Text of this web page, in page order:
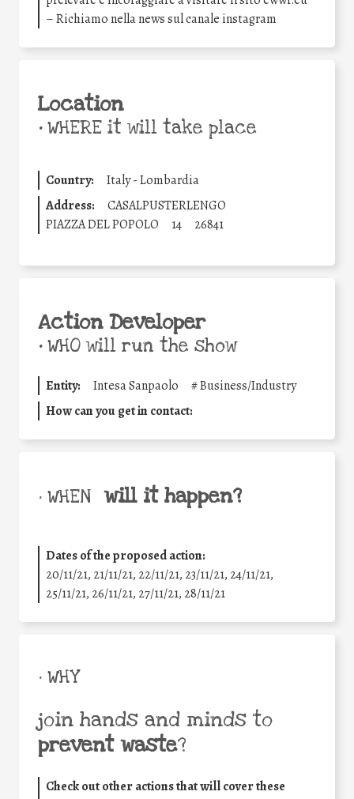
– Richiamo nella news sul canale instagram
Location
•WHERE it will take place
Country:
Italy - Lombardia
Address:
CASALPUSTERLENGO
PIAZZA DEL POPOLO
14 26841
Action Developer
•WHO will run the show
Entity: Intesa Sanpaolo #Business/Industry
How can you get in contact:
• WHEN will it happen?
Dates of the proposed action:
20/11/21, 21/11/21, 22/11/21, 23/11/21, 24/11/21,
25/11/21, 26/11/21, 27/11/21, 28/11/21
• WHY
join hands and minds to
prevent waste?
Check out other actions that will cover these